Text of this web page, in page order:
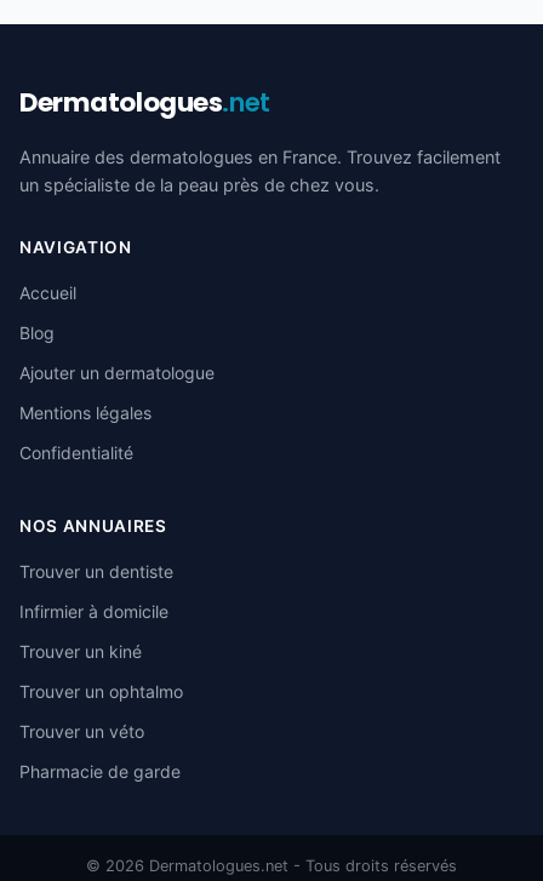
Dermatologues.net
Annuaire des dermatologues en France. Trouvez facilement
un spécialiste de la peau près de chez vous.
NAVIGATION
Accueil
Blog
Ajouter un dermatologue
Mentions légales
Confidentialité
NOS ANNUAIRES
Trouver un dentiste
Infirmier à domicile
Trouver un kiné
Trouver un ophtalmo
Trouver un véto
Pharmacie de garde
© 2026 Dermatologues.net - Tous droits réservés